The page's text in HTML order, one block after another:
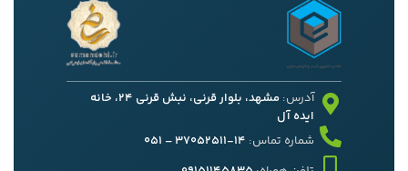
آدرس:
مشهد، بلوار قرنی، نبش قرنی 24، خانه
ایده آل
شماره تماس: 14-37052511 – 051